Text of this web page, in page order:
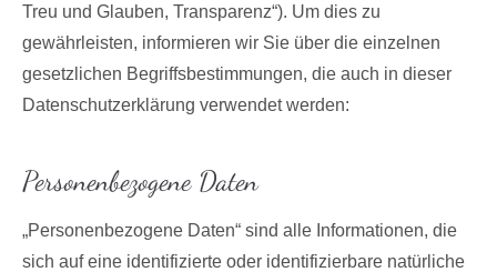
Treu und Glauben, Transparenz“). Um dies zu
gewährleisten, informieren wir Sie über die einzelnen
gesetzlichen Begriffsbestimmungen, die auch in dieser
Datenschutzerklärung verwendet werden:
Personenbezogene Daten
„Personenbezogene Daten“ sind alle Informationen, die
sich auf eine identifizierte oder identifizierbare natürliche